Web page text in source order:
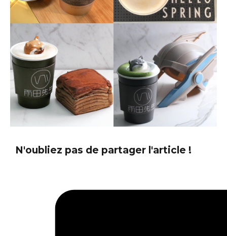
N'oubliez pas de partager l'article !